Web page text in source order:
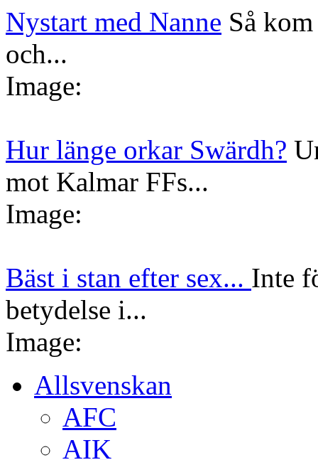
Nystart med Nanne Så
och...
Image:
Hur länge orkar Swärdh?
mot Kalmar FFs...
Image:
Bäst i stan efter sex... Inte
betydelse i...
Image:
Allsvenskan
AFC
AIK